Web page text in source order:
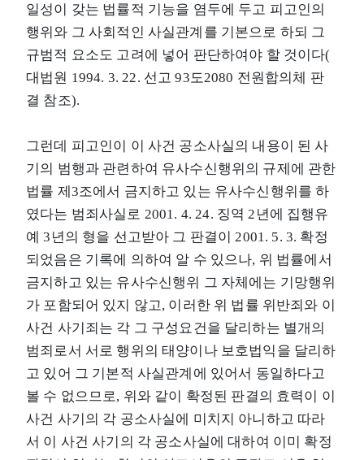
일성이 갖는 법률적 기능을 염두에 두고 피고인의
행위와 그 사회적인 사실관계를 기본으로 하되 그
규범적 요소도 고려에 넣어 판단하여야 할 것이다(
대법원 1994. 3. 22. 선고 93도2080 전원합의체 판
결 참조).
그런데 피고인이 이 사건 공소사실의 내용이 된 사
기의 범행과 관련하여 유사수신행위의 규제에 관한
법률 제3조에서 금지하고 있는 유사수신행위를 하
였다는 범죄사실로 2001. 4. 24. 징역 2년에 집행유
예 3년의 형을 선고받아 그 판결이 2001. 5. 3. 확정
되었음은 기록에 의하여 알 수 있으나, 위 법률에서
금지하고 있는 유사수신행위 그 자체에는 기망행위
가 포함되어 있지 않고, 이러한 위 법률 위반죄와 이
사건 사기죄는 각 그 구성요건을 달리하는 별개의
범죄로서 서로 행위의 태양이나 보호법익을 달리하
고 있어 그 기본적 사실관계에 있어서 동일하다고
볼 수 없으므로, 위와 같이 확정된 판결의 효력이 이
사건 사기의 각 공소사실에 미치지 아니하고 따라
서 이 사건 사기의 각 공소사실에 대하여 이미 확정